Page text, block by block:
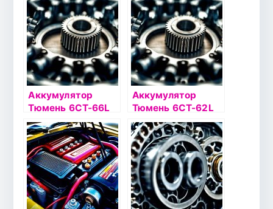
Аккумулятор
Тюмень 6СТ-66L
STANDARD о/п
Аккумулятор
Тюмень 6СТ-62L
STANDARD о/п